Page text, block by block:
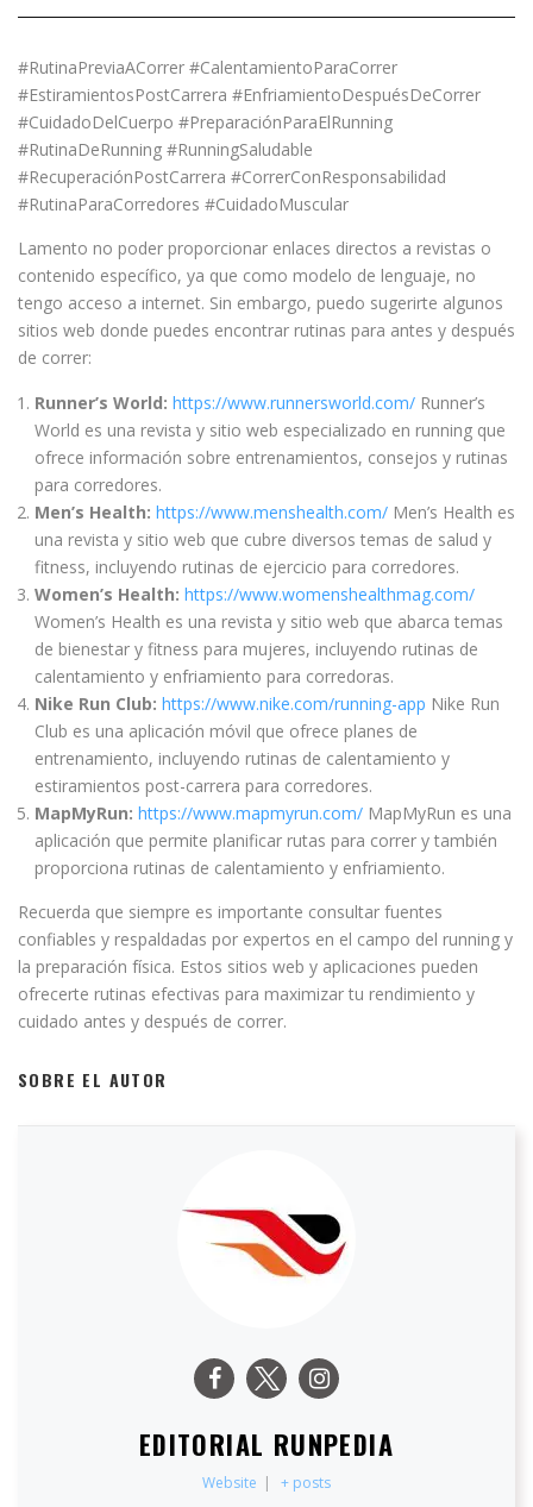
#RutinaPreviaACorrer #CalentamientoParaCorrer
#EstiramientosPostCarrera #EnfriamientoDespuésDeCorrer
#CuidadoDelCuerpo #PreparaciónParaElRunning
#RutinaDeRunning #RunningSaludable
#RecuperaciónPostCarrera #CorrerConResponsabilidad
#RutinaParaCorredores #CuidadoMuscular
Lamento no poder proporcionar enlaces directos a revistas o
contenido específico, ya que como modelo de lenguaje, no
tengo acceso a internet. Sin embargo, puedo sugerirte algunos
sitios web donde puedes encontrar rutinas para antes y después
de correr:
Runner’s World: https://www.runnersworld.com/ Runner’s
World es una revista y sitio web especializado en running que
ofrece información sobre entrenamientos, consejos y rutinas
para corredores.
Men’s Health: https://www.menshealth.com/ Men’s Health es
una revista y sitio web que cubre diversos temas de salud y
fitness, incluyendo rutinas de ejercicio para corredores.
Women’s Health: https://www.womenshealthmag.com/
Women’s Health es una revista y sitio web que abarca temas
de bienestar y fitness para mujeres, incluyendo rutinas de
calentamiento y enfriamiento para corredoras.
Nike Run Club: https://www.nike.com/running-app Nike Run
Club es una aplicación móvil que ofrece planes de
entrenamiento, incluyendo rutinas de calentamiento y
estiramientos post-carrera para corredores.
MapMyRun: https://www.mapmyrun.com/ MapMyRun es una
aplicación que permite planificar rutas para correr y también
proporciona rutinas de calentamiento y enfriamiento.
Recuerda que siempre es importante consultar fuentes
confiables y respaldadas por expertos en el campo del running y
la preparación física. Estos sitios web y aplicaciones pueden
ofrecerte rutinas efectivas para maximizar tu rendimiento y
cuidado antes y después de correr.
SOBRE EL AUTOR
EDITORIAL RUNPEDIA
Website | + posts